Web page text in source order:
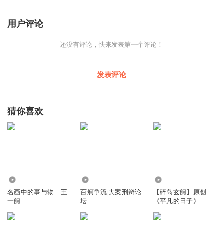
用户评论
还没有评论，快来发表第一个评论！
发表评论
猜你喜欢
名画中的事与物｜王
一舸
百舸争流|大案刑辩论
坛
【碎岛玄舸】原创
《平凡的日子》